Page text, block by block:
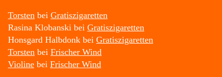
Torsten bei Gratiszigaretten
Rasina Klobanski bei Gratiszigaretten
Honsgard Halbdonk bei Gratiszigaretten
Torsten bei Frischer Wind
Violine bei Frischer Wind